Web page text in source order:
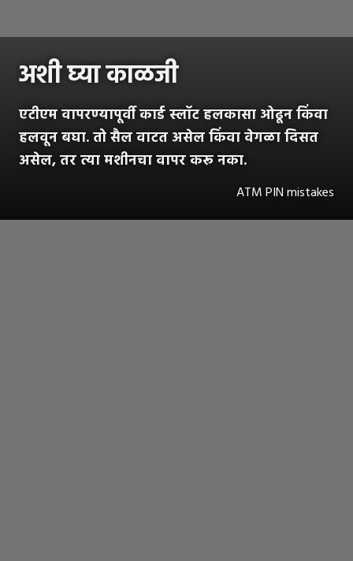
अशी घ्या काळजी
एटीएम वापरण्यापूर्वी कार्ड स्लॉट हलकासा ओढून किंवा
हलवून बघा. तो सैल वाटत असेल किंवा वेगळा दिसत
असेल, तर त्या मशीनचा वापर करू नका.
ATM PIN mistakes